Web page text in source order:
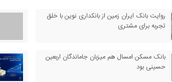
روایت بانک ایران زمین از بانکداری نوین با خلق
تجربه برای مشتری
بانک مسکن امسال هم میزبان جاماندگان اربعین
حسینی بود